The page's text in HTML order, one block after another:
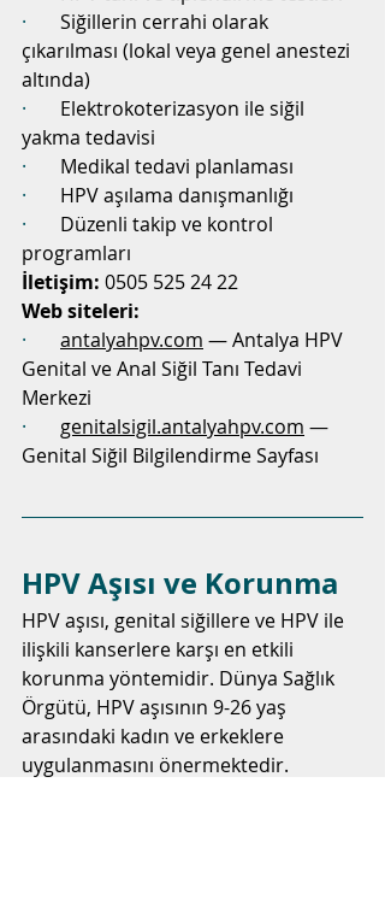
· Siğillerin cerrahi olarak
çıkarılması (lokal veya genel anestezi
altında)
· Elektrokoterizasyon ile siğil
yakma tedavisi
· Medikal tedavi planlaması
· HPV aşılama danışmanlığı
· Düzenli takip ve kontrol
programları
İletişim: 0505 525 24 22
Web siteleri:
· antalyahpv.com — Antalya HPV
Genital ve Anal Siğil Tanı Tedavi
Merkezi
· genitalsigil.antalyahpv.com —
Genital Siğil Bilgilendirme Sayfası
HPV Aşısı ve Korunma
HPV aşısı, genital siğillere ve HPV ile
ilişkili kanserlere karşı en etkili
korunma yöntemidir. Dünya Sağlık
Örgütü, HPV aşısının 9-26 yaş
arasındaki kadın ve erkeklere
uygulanmasını önermektedir.